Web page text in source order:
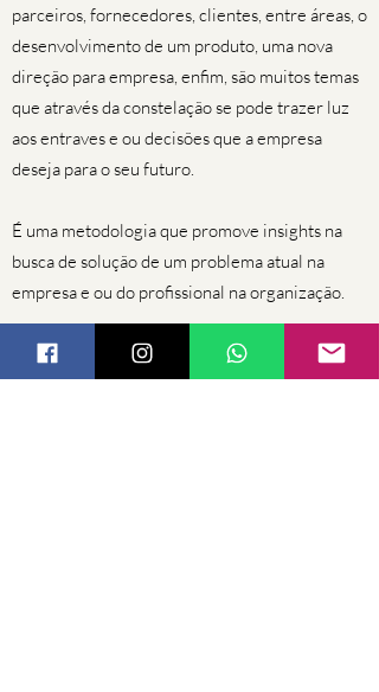
parceiros, fornecedores, clientes, entre áreas, o
desenvolvimento de um produto, uma nova
direção para empresa, enfim, são muitos temas
que através da constelação se pode trazer luz
aos entraves e ou decisões que a empresa
deseja para o seu futuro.
É uma metodologia que promove insights na
busca de solução de um problema atual na
empresa e ou do profissional na organização.
Papel do Facilitador:
O facilitador está a serviço do sistema do